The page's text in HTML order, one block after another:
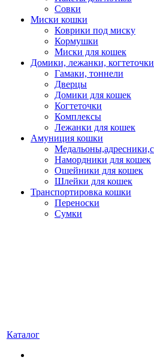
Совки
Миски кошки
Коврики под миску
Кормушки
Миски для кошек
Домики, лежанки,
Гамаки, тоннели
Дверцы
Домики для кошек
Когтеточки
Комплексы
Лежанки для кошек
Амуниция кошки
Намордники для кошек
Ошейники для кошек
Шлейки для кошек
Транспортировка кошки
Переноски
Сумки
Каталог